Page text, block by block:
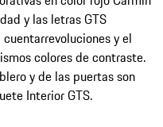
y las letras GTS
y el
colores de contraste.
y de las puertas son
Interior GTS.